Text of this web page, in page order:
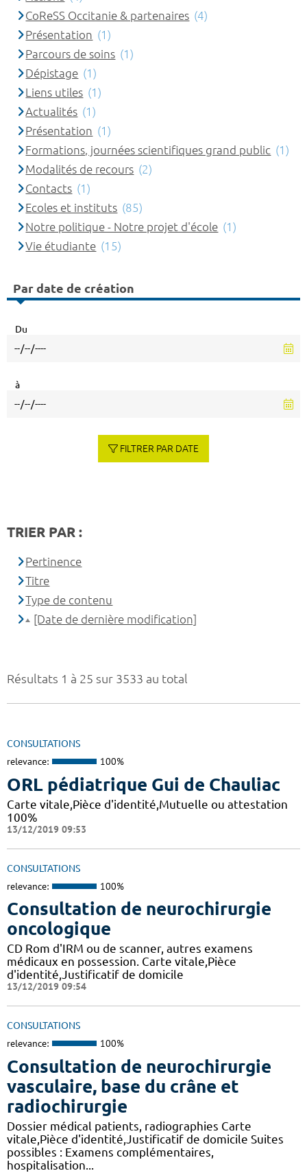
Résultats 1 à 25 sur 3533 au total
CONSULTATIONS
relevance: 100%
ORL pédiatrique Gui de Chauliac
Carte vitale,Pièce d'identité,Mutuelle ou attestation
100%
13/12/2019 09:53
CONSULTATIONS
relevance: 100%
Consultation de neurochirurgie
oncologique
CD Rom d'IRM ou de scanner, autres examens
médicaux en possession. Carte vitale,Pièce
d'identité,Justificatif de domicile
13/12/2019 09:54
CONSULTATIONS
relevance: 100%
Consultation de neurochirurgie
vasculaire, base du crâne et
radiochirurgie
Dossier médical patients, radiographies Carte
vitale,Pièce d'identité,Justificatif de domicile Suites
possibles : Examens complémentaires,
hospitalisation...
CoReSS Occitanie & partenaires (4)
Présentation (1)
Parcours de soins (1)
Dépistage (1)
Liens utiles (1)
Actualités (1)
Présentation (1)
Formations, journées scientifiques grand public (1)
Modalités de recours (2)
Contacts (1)
Ecoles et instituts (85)
Notre politique - Notre projet d'école (1)
Vie étudiante (15)
Par date de création
Du
à
FILTRER PAR DATE
TRIER PAR :
Pertinence
Titre
Type de contenu
[Date de dernière modification]